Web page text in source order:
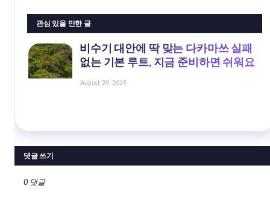
관심 있을 만한 글
비수기 대안에 딱 맞는 다카마쓰 실패
없는 기본 루트, 지금 준비하면 쉬워요
August 29, 2025
댓글 쓰기
0 댓글